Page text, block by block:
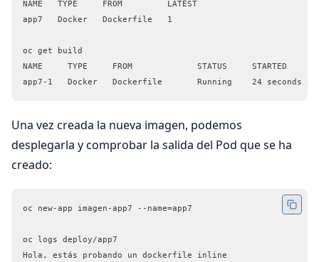
NAME   TYPE     FROM         LATEST
app7   Docker   Dockerfile   1
oc get build
NAME     TYPE     FROM             STATUS     STARTED
app7-1   Docker   Dockerfile       Running    24 seconds
Una vez creada la nueva imagen, podemos
desplegarla y comprobar la salida del Pod que se ha
creado:
oc new-app imagen-app7 --name=app7
oc logs deploy/app7
Hola, estás probando un dockerfile inline